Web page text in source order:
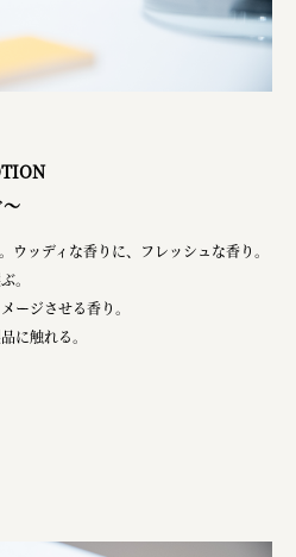
ウッディな香りに、フレッシュな香り。
。
ージさせる香り。
に触れる。